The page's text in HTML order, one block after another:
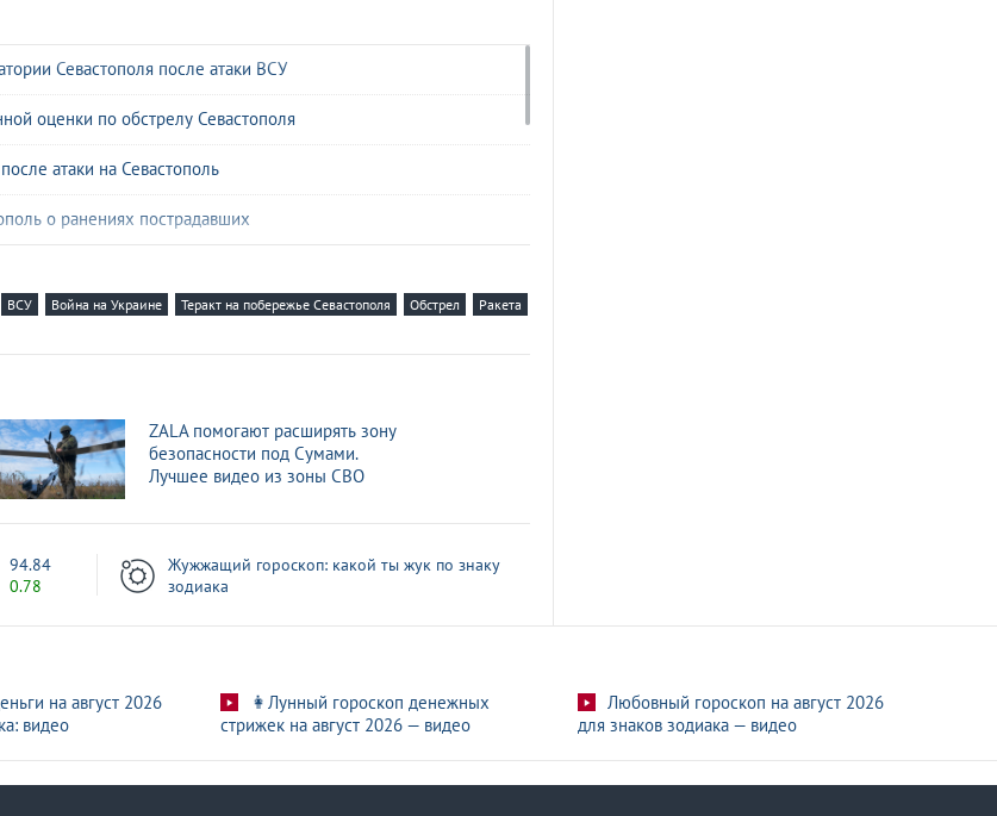
Севастополя после атаки ВСУ
оценки по обстрелу Севастополя
атаки на Севастополь
о ранениях пострадавших
«Не исключаю»
остаются в больницах
на удар ВСУ по Севастополю
атакой США на Россию
ВСУ Война на Украине Теракт на побережье Севастополя Обстрел Ракета
ZALA помогают расширять зону
безопасности под Сумами.
Лучшее видео из зоны СВО
94.84
0.78
Жужжащий гороскоп: какой ты жук по знаку
зодиака
на август 2026
видео
👩Лунный гороскоп денежных
стрижек на август 2026 — видео
Любовный гороскоп на август 2026
для знаков зодиака — видео